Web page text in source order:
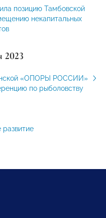
позицию Тамбовской
некапитальных
2023
«ОПОРЫ РОССИИ»
по рыболовству
развитие